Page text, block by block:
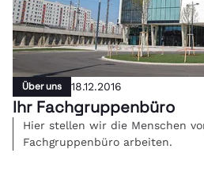
Über uns 18.12.2016
Ihr Fachgruppenbüro
Hier stellen wir die Menschen
Fachgruppenbüro arbeiten.